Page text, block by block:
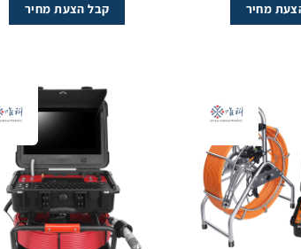
מחיר קבל הצעת מחיר